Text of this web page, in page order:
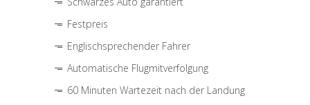
Festpreis
Englischsprechender Fahrer
Automatische Flugmitverfolgung
60 Minuten Wartezeit nach der Landung